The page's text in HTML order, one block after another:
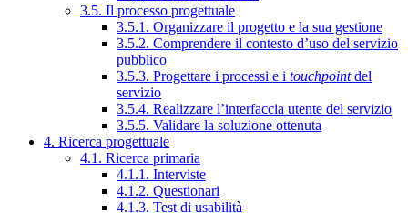
3.5. Il processo progettuale
3.5.1. Organizzare il progetto e la sua gestione
3.5.2. Comprendere il contesto d’uso del servizio
pubblico
3.5.3. Progettare i processi e i touchpointdel
servizio
3.5.4. Realizzare l’interfaccia utente del servizio
3.5.5. Validare la soluzione ottenuta
4. Ricerca progettuale
4.1. Ricerca primaria
4.1.1. Interviste
4.1.2. Questionari
4.1.3. Test di usabilità